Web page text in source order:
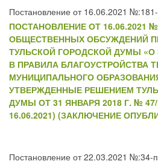
Постановление от 16.06.2021
ПОСТАНОВЛЕНИЕ ОТ 16.06.2021
ОБЩЕСТВЕННЫХ ОБСУЖДЕНИЙ
ТУЛЬСКОЙ ГОРОДСКОЙ ДУМЫ
В ПРАВИЛА БЛАГОУСТРОЙСТВА
МУНИЦИПАЛЬНОГО
УТВЕРЖДЕННЫЕ РЕШЕНИЕМ
ДУМЫ ОТ 31 ЯНВАРЯ 2018 Г. №
16.06.2021) (ЗАКЛЮЧЕНИЕ
Постановление от 22.03.2021 №:34-п